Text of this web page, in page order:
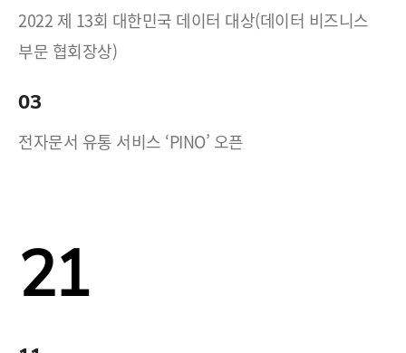
2022 제 13회 대한민국 데이터 대상(데이터 비즈니스
부문 협회장상)
03
전자문서 유통 서비스 ‘PINO’ 오픈
21